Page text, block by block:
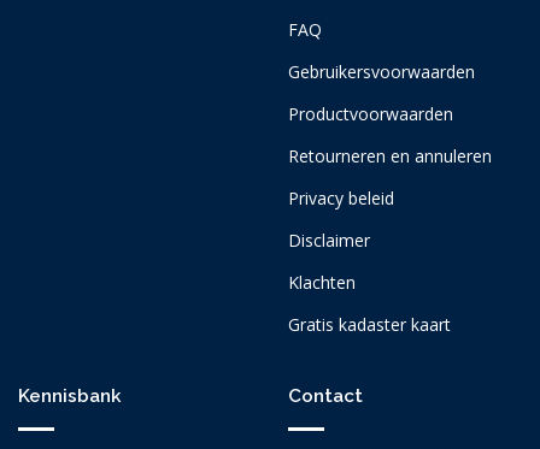
FAQ
Gebruikersvoorwaarden
Productvoorwaarden
Retourneren en annuleren
Privacy beleid
Disclaimer
Klachten
Gratis kadaster kaart
Kennisbank Contact